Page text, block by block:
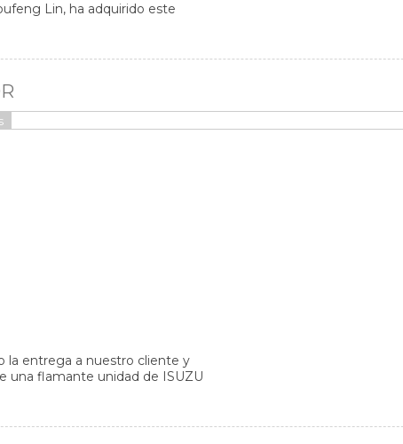
Lin, ha adquirido este
la entrega a nuestro cliente y
una flamante unidad de ISUZU